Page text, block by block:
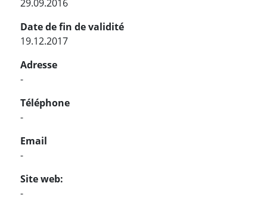
29.09.2016
Date de fin de validité
19.12.2017
Adresse
-
Téléphone
-
Email
-
Site web:
-